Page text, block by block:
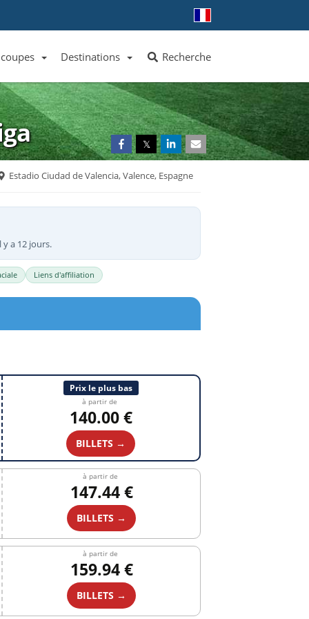
Liste des clubs et équipes
Liste des ligues et coupes
Destinations
Toutes les destinations
Recherche
𝕏
Estadio Ciudad de Valencia, Valence, Espagne
y a 12 jours.
Liens d'affiliation
Prix le plus bas
à partir de
140.00 €
BILLETS →
à partir de
147.44 €
BILLETS →
à partir de
159.94 €
BILLETS →